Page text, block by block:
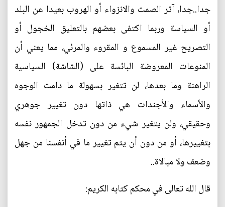
جدا..جدا، آثر الصمت والانزواء أو الهروب بعيدا عن البلد
أو السياسة وربما اكتفى بعضهم بالتعليق الخجول أو
التصريح غير المسموع و المقروء والمرئي، مما يعني أن
المنوعات المعروضة البائسة على (الشاشة) السياسية
الراهنة وما بعدها، لن تتغير بسهولة ما دامت الوجوه
والأسماء والأجندات هي ذاتها دون تغيير جوهري
وحقيقي، ولن يتغير شيء من دون تدخل الجمهور نفسه
بتغييرها، أو من دون أن يتم تغيير ما في أنفسنا من جهل
وضعف ولا مبالاة..
قال الله تعالى في محكم كتابه الكريم: